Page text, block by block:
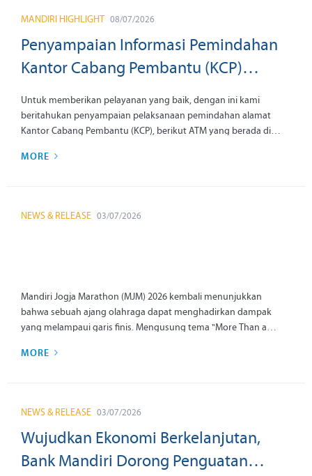
MANDIRI HIGHLIGHT 08/07/2026
Penyampaian Informasi Pemindahan
Kantor Cabang Pembantu (KCP)
Madiun Dolopo, KCP Banyuwangi
Rogojampi dan (KC) Pangkalan
Brandan tanggal 10 Agustus 2026
Untuk memberikan pelayanan yang baik, dengan ini kami
beritahukan penyampaian pelaksanaan pemindahan alamat
Kantor Cabang Pembantu (KCP), berikut ATM yang berada di
MORE
NEWS & RELEASE 03/07/2026
Mandiri Jogja Marathon (MJM) 2026 kembali menunjukkan
bahwa sebuah ajang olahraga dapat menghadirkan dampak
yang melampaui garis finis. Mengusung tema "More Than a
mendorong peningkatan aktivitas konsumsi masyarakat dan
MORE
NEWS & RELEASE 03/07/2026
Wujudkan Ekonomi Berkelanjutan,
Bank Mandiri Dorong Penguatan